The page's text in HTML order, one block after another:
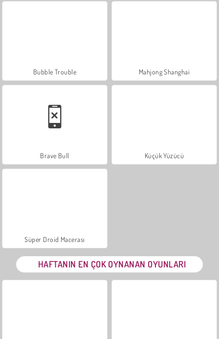
Bubble Trouble Mahjong Shanghai
Brave Bull Küçük Yüzücü
Süper Droid Macerası
HAFTANIN EN ÇOK OYNANAN OYUNLARI